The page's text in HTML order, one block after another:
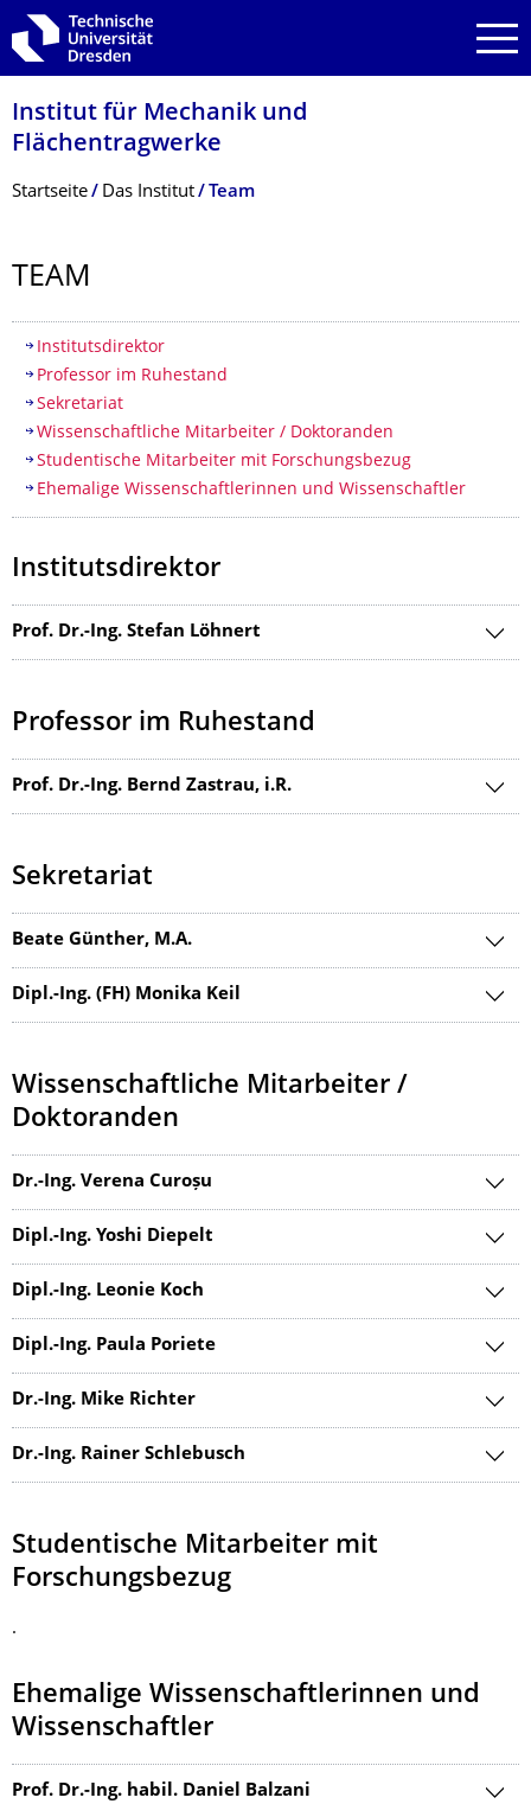
Zur Hauptnavigation springen
Zur Suche springen
Zum Inhalt springen
Institut für Mechanik und
Flächentragwerke
Breadcrumb-Menü
Startseite Das Institut Team
TEAM
Inhaltsverzeichnis
Institutsdirektor
Professor im Ruhestand
Sekretariat
Wissenschaftliche Mitarbeiter / Doktoranden
Studentische Mitarbeiter mit Forschungsbezug
Ehemalige Wissenschaftlerinnen und Wissenschaftler
Institutsdirektor
Prof. Dr.-Ing. Stefan Löhnert
Professor im Ruhestand
Prof. Dr.-Ing. Bernd Zastrau, i.R.
Sekretariat
Beate Günther, M.A.
Dipl.-Ing. (FH) Monika Keil
Wissenschaftliche Mitarbeiter /
Doktoranden
Dr.-Ing. Verena Curoșu
Dipl.-Ing. Yoshi Diepelt
Dipl.-Ing. Leonie Koch
Dipl.-Ing. Paula Poriete
Dr.-Ing. Mike Richter
Dr.-Ing. Rainer Schlebusch
Studentische Mitarbeiter mit
Forschungsbezug
.
Ehemalige Wissenschaftlerinnen und
Wissenschaftler
Prof. Dr.-Ing. habil. Daniel Balzani